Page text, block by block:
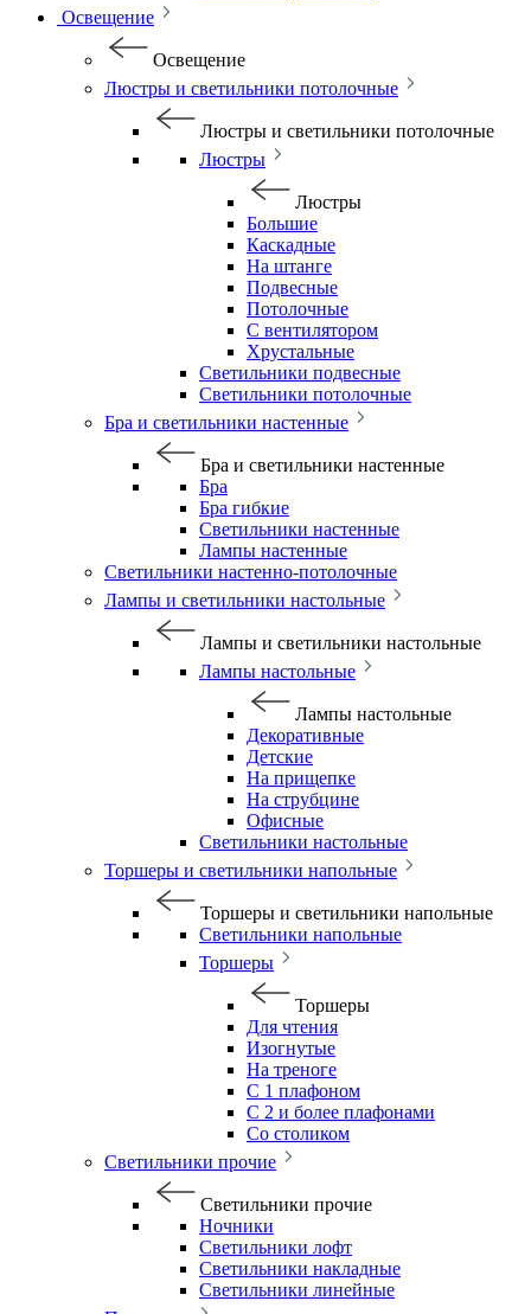
Освещение
Освещение
Люстры и светильники потолочные
Люстры и светильники потолочные
Люстры
Люстры
Большие
Каскадные
На штанге
Подвесные
Потолочные
С вентилятором
Хрустальные
Светильники подвесные
Светильники потолочные
Бра и светильники настенные
Бра и светильники настенные
Бра
Бра гибкие
Светильники настенные
Лампы настенные
Светильники настенно-потолочные
Лампы и светильники настольные
Лампы и светильники настольные
Лампы настольные
Лампы настольные
Декоративные
Детские
На прищепке
На струбцине
Офисные
Светильники настольные
Торшеры и светильники напольные
Торшеры и светильники напольные
Светильники напольные
Торшеры
Торшеры
Для чтения
Изогнутые
На треноге
С 1 плафоном
С 2 и более плафонами
Со столиком
Светильники прочие
Светильники прочие
Ночники
Светильники лофт
Светильники накладные
Светильники линейные